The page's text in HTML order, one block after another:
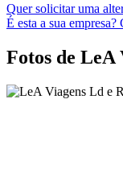
Quer solicitar uma
É esta a sua
Fotos de LeA